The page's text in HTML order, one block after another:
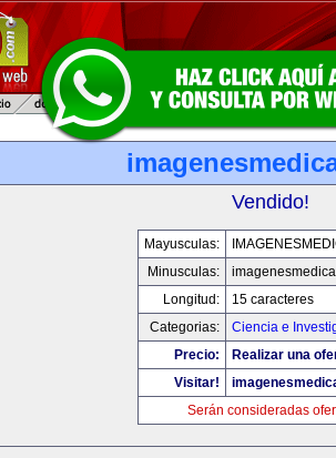
Vendido!
Mayusculas:
Minusculas:
Longitud:
15 caracteres
Categorias:
Ciencia e
Precio:
Realizar una
Visitar!
Serán consideradas